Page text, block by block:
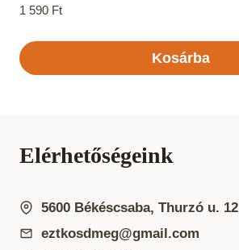
1 590 Ft
Kosárba
Elérhetőségeink
5600 Békéscsaba, Thurzó u. 12
eztkosdmeg@gmail.com